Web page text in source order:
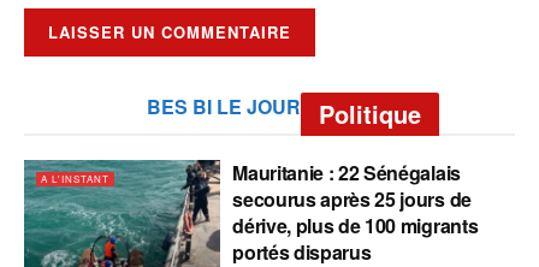
BES BI LE JOUR Politique
A L'INSTANT
Mauritanie : 22 Sénégalais
secourus après 25 jours de
dérive, plus de 100 migrants
portés disparus